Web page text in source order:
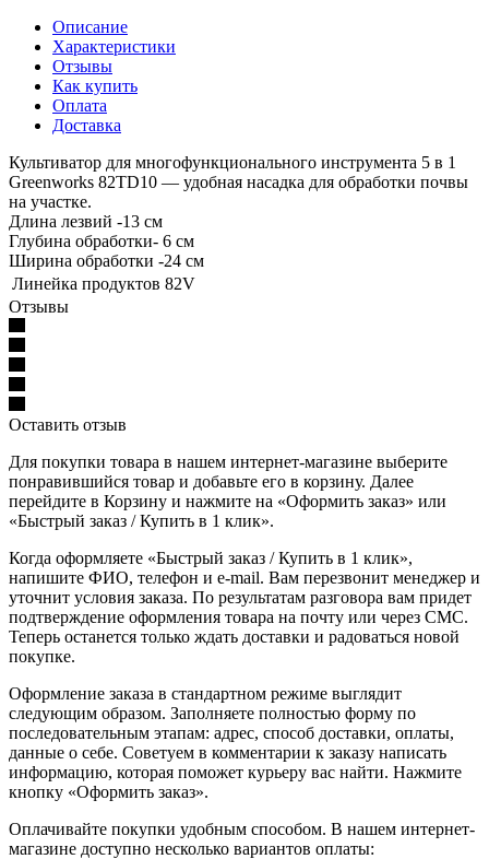
Описание
Характеристики
Отзывы
Как купить
Оплата
Доставка
Культиватор для многофункционального инструмента 5 в 1
Greenworks 82TD10 — удобная насадка для обработки почвы
на участке.
Длина лезвий -13 см
Глубина обработки- 6 см
Ширина обработки -24 см
Линейка продуктов 82V
Отзывы
Оставить отзыв
Для покупки товара в нашем интернет-магазине выберите
понравившийся товар и добавьте его в корзину. Далее
перейдите в Корзину и нажмите на «Оформить заказ» или
«Быстрый заказ / Купить в 1 клик».
Когда оформляете «Быстрый заказ / Купить в 1 клик»,
напишите ФИО, телефон и e-mail. Вам перезвонит менеджер и
уточнит условия заказа. По результатам разговора вам придет
подтверждение оформления товара на почту или через СМС.
Теперь останется только ждать доставки и радоваться новой
покупке.
Оформление заказа в стандартном режиме выглядит
следующим образом. Заполняете полностью форму по
последовательным этапам: адрес, способ доставки, оплаты,
данные о себе. Советуем в комментарии к заказу написать
информацию, которая поможет курьеру вас найти. Нажмите
кнопку «Оформить заказ».
Оплачивайте покупки удобным способом. В нашем интернет-
магазине доступно несколько вариантов оплаты: